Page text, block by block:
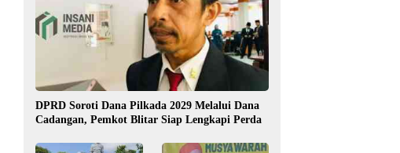
DPRD Soroti Dana Pilkada 2029 Melalui Dana
Cadangan, Pemkot Blitar Siap Lengkapi Perda